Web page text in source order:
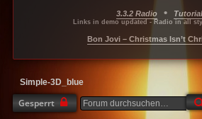
3.3.2 Radio • Tutorial
Links in demo updated - Radio in all
Bon Jovi – Christmas Isn’t
Simple-3D_blue
Gesperrt